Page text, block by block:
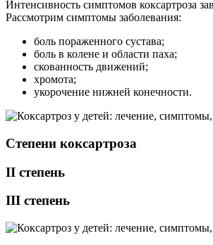
Интенсивность симптомов коксартроза
Рассмотрим симптомы заболевания:
боль пораженного сустава;
боль в колене и области паха;
скованность движений;
хромота;
укорочение нижней конечности.
Степени коксартроза
II степень
III степень